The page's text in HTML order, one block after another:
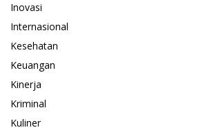
Inovasi
Internasional
Kesehatan
Keuangan
Kinerja
Kriminal
Kuliner